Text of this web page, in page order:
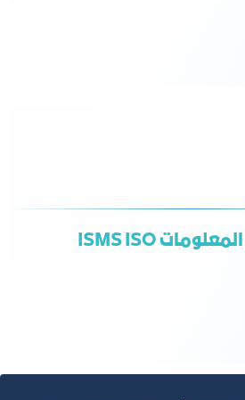
شهادة إدارة أمن المعلومات ISMS ISO